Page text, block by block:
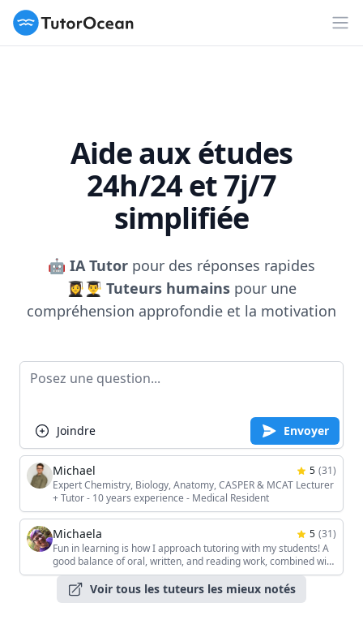
TutorOcean
Aide aux études
24h/24 et 7j/7
simplifiée
🤖 IA Tutor pour des réponses rapides
👩‍🎓👨‍🎓 Tuteurs humains pour une
compréhension approfondie et la motivation
Joindre Envoyer
Michael 5 (31)
Expert Chemistry, Biology, Anatomy, CASPER & MCAT Lecturer
+ Tutor - 10 years experience - Medical Resident
Michaela 5 (31)
Fun in learning is how I approach tutoring with my students! A
good balance of oral, written, and reading work, combined with
the students' unique interests, keeps the sessions interesting!
Voir tous les tuteurs les mieux notés